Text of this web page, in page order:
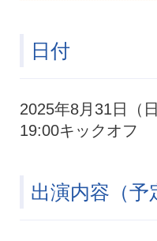
日付
2025年8月31日（
19:00キックオフ
出演内容（予